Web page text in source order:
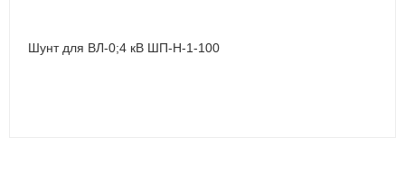
Шунт для ВЛ-0;4 кВ ШП-Н-1-100